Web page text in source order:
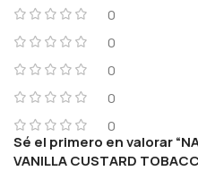
0
0
0
0
0
Sé el primero en valorar
VANILLA CUSTARD